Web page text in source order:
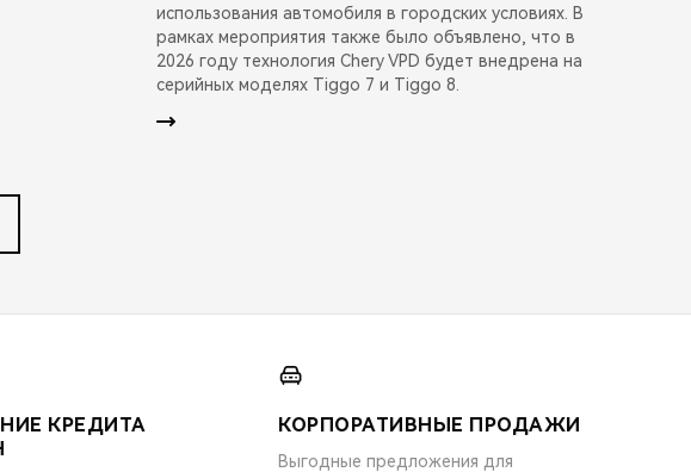
использования автомобиля в городских условиях. В
рамках мероприятия также было объявлено, что в
2026 году технология Chery VPD будет внедрена на
серийных моделях Tiggo 7 и Tiggo 8.
КРЕДИТА
КОРПОРАТИВНЫЕ ПРОДАЖИ
Выгодные предложения для